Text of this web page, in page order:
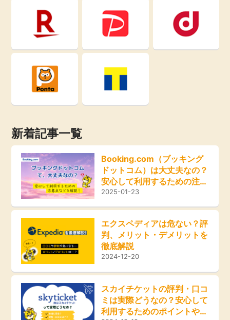
即日還元
アンケート
ゲーム
モニター
ポイ活お得情報
お友達紹介
カード比較
毎日ゲット
特集一覧
引っ越し
買取・査定
学び
美容・健康
有料サービス
銀行・金融・投資
ふるさと納税
新着記事一覧
Booking.com（ブッキング
ドットコム）は大丈夫なの？
安心して利用するための注意
点などを解説！
2025-01-23
エクスペディアは危ない？評
判、メリット・デメリットを
徹底解説
2024-12-20
スカイチケットの評判・口コ
ミは実際どうなの？安心して
利用するためのポイントやお